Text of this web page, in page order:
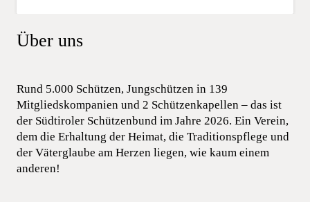
Über uns
Rund 5.000 Schützen, Jungschützen in 139
Mitgliedskompanien und 2 Schützenkapellen – das ist
der Südtiroler Schützenbund im Jahre 2026. Ein Verein,
dem die Erhaltung der Heimat, die Traditionspflege und
der Väterglaube am Herzen liegen, wie kaum einem
anderen!